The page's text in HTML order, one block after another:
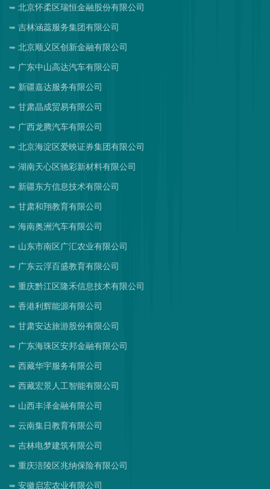
北京怀柔区瑞恒金融股份有限公司
吉林涵蕊服务集团有限公司
北京顺义区创新金融有限公司
广东中山高达汽车有限公司
新疆嘉达服务有限公司
甘肃晶成贸易有限公司
广西龙腾汽车有限公司
北京海淀区爱映证券集团有限公司
湖南天心区驰彩新材料有限公司
新疆东方信息技术有限公司
甘肃和翔教育有限公司
海南奥洲汽车有限公司
山东市南区广汇农业有限公司
广东云浮百盛教育有限公司
重庆黔江区隆禾信息技术有限公司
香港利辉能源有限公司
甘肃安达旅游股份有限公司
广东海珠区安邦金融有限公司
西藏华宇服务有限公司
西藏宏景人工智能有限公司
山西丰泽金融有限公司
云南集日教育有限公司
吉林电梦建筑有限公司
重庆涪陵区兆纳保险有限公司
安徽启宏农业有限公司